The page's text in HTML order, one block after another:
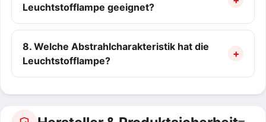
Leuchtstofflampe geeignet?
8. Welche Abstrahlcharakteristik hat die
Leuchtstofflampe?